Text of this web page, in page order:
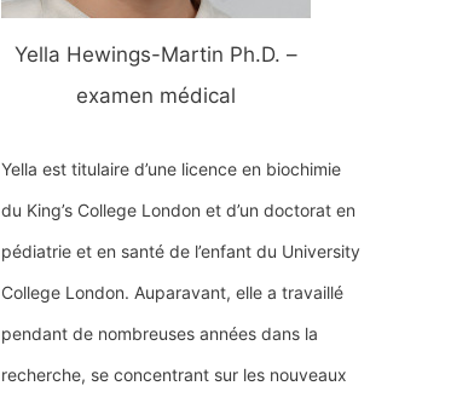
Yella Hewings-Martin Ph.D. –
examen médical
Yella est titulaire d’une licence en biochimie
du King’s College London et d’un doctorat en
pédiatrie et en santé de l’enfant du University
College London. Auparavant, elle a travaillé
pendant de nombreuses années dans la
recherche, se concentrant sur les nouveaux